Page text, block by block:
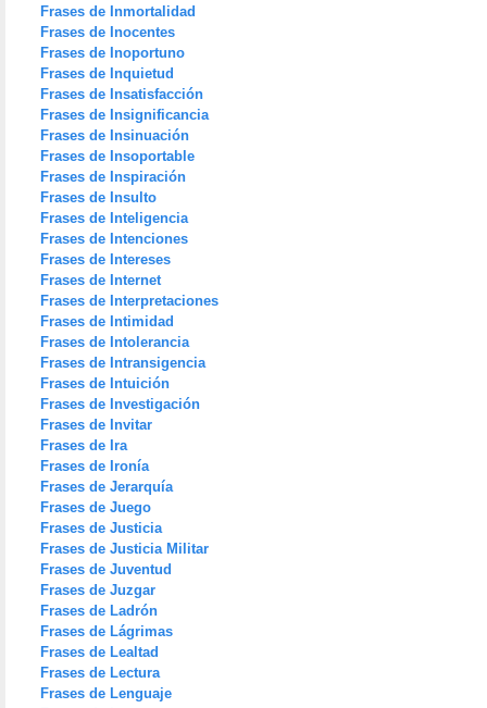
Frases de Inmortalidad
Frases de Inocentes
Frases de Inoportuno
Frases de Inquietud
Frases de Insatisfacción
Frases de Insignificancia
Frases de Insinuación
Frases de Insoportable
Frases de Inspiración
Frases de Insulto
Frases de Inteligencia
Frases de Intenciones
Frases de Intereses
Frases de Internet
Frases de Interpretaciones
Frases de Intimidad
Frases de Intolerancia
Frases de Intransigencia
Frases de Intuición
Frases de Investigación
Frases de Invitar
Frases de Ira
Frases de Ironía
Frases de Jerarquía
Frases de Juego
Frases de Justicia
Frases de Justicia Militar
Frases de Juventud
Frases de Juzgar
Frases de Ladrón
Frases de Lágrimas
Frases de Lealtad
Frases de Lectura
Frases de Lenguaje